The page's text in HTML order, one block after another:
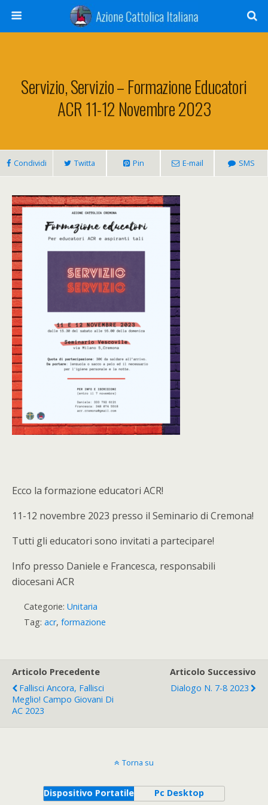
Servizio, Servizio – Formazione Educatori
ACR 11-12 Novembre 2023
Condividi Twitta Pin E-mail SMS
Ecco la formazione educatori ACR!
11-12 novembre 2023 presso il Seminario di Cremona!
Tutti gli educatori sono invitati a partecipare!
Info presso Daniele e Francesca, responsabili
diocesani ACR
Categorie: Unitaria
Tag: acr, formazione
Articolo Precedente
Fallisci Ancora, Fallisci
Meglio! Campo Giovani Di
AC 2023
Articolo Successivo
Dialogo N. 7-8 2023
Torna su
Dispositivo Portatile Pc Desktop